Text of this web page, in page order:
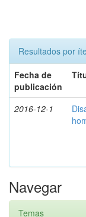
Resultados por
Fecha de
publicación
2016-12-1
Navegar
Temas